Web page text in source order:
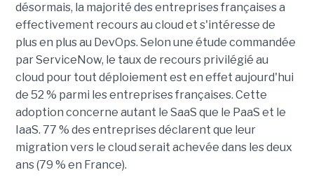
désormais, la majorité des entreprises françaises a
effectivement recours au cloud et s'intéresse de
plus en plus au DevOps. Selon une étude commandée
par ServiceNow, le taux de recours privilégié au
cloud pour tout déploiement est en effet aujourd'hui
de 52 % parmi les entreprises françaises. Cette
adoption concerne autant le SaaS que le PaaS et le
IaaS. 77 % des entreprises déclarent que leur
migration vers le cloud serait achevée dans les deux
ans (79 % en France).